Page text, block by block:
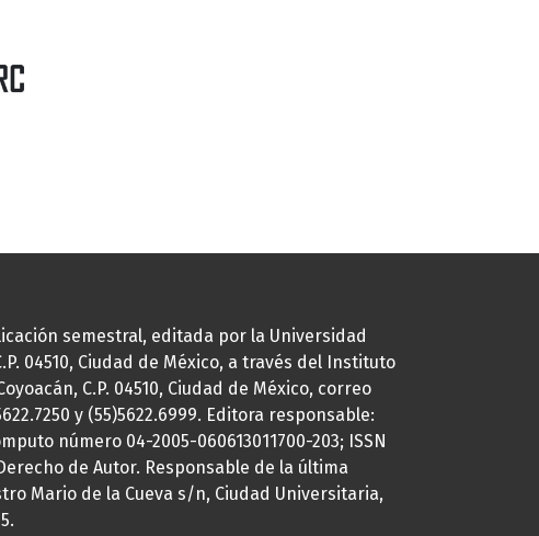
semestral, editada por la Universidad
04510, Ciudad de México, a través del Instituto
C.P. 04510, Ciudad de México, correo
y (55)5622.6999. Editora responsable:
número 04-2005-060613011700-203; ISSN
de Autor. Responsable de la última
Mario de la Cueva s/n, Ciudad Universitaria,